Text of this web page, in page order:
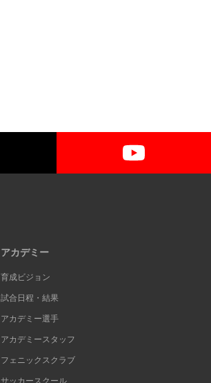
アカデミー
育成ビジョン
試合日程・結果
アカデミー選手
アカデミースタッフ
フェニックスクラブ
サッカースクール